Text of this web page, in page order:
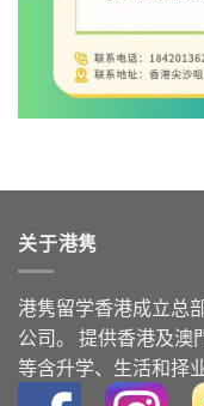
关于港隽
港隽留学⾹港成⽴总
公司。 提供⾹港及澳
等含升学、⽣活和择